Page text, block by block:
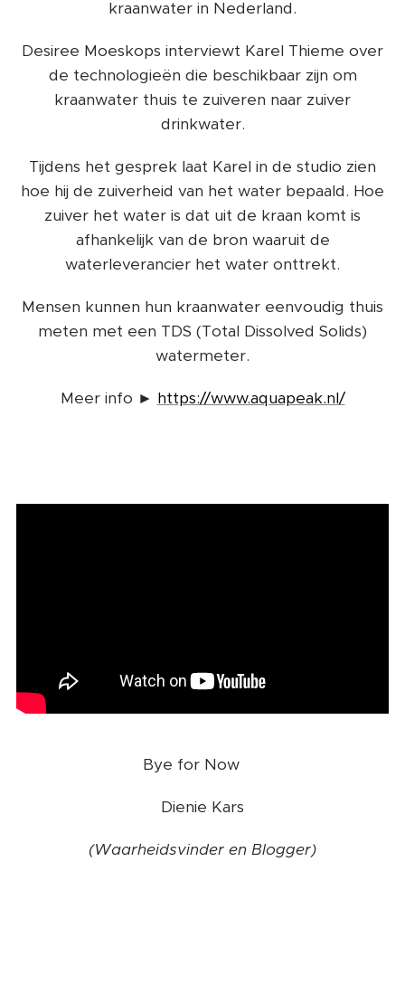
kraanwater in Nederland.
Desiree Moeskops interviewt Karel Thieme over
de technologieën die beschikbaar zijn om
kraanwater thuis te zuiveren naar zuiver
drinkwater.
Tijdens het gesprek laat Karel in de studio zien
hoe hij de zuiverheid van het water bepaald. Hoe
zuiver het water is dat uit de kraan komt is
afhankelijk van de bron waaruit de
waterleverancier het water onttrekt.
Mensen kunnen hun kraanwater eenvoudig thuis
meten met een TDS (Total Dissolved Solids)
watermeter.
Meer info ► https://www.aquapeak.nl/
Bye for Now ❤️
Dienie Kars
(Waarheidsvinder en Blogger)